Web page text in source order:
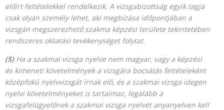
előírt feltételekkel rendelkezik. A vizsgabizottság egyik tagja
csak olyan személy lehet, aki megbízása időpontjában a
vizsgán megszerezhető szakma képzési területe tekintetében
rendszeres oktatási tevékenységet folytat.
(5)Ha a szakmai vizsga nyelve nem magyar, vagy a képzési
és kimeneti követelmények a vizsgára bocsátás feltételeként
középfokú nyelvvizsgát írnak elő, és a szakmai vizsga idegen
nyelvi követelményeket is tartalmaz, legalább a
vizsgafelügyelőnek a szakmai vizsga nyelvét anyanyelven kell